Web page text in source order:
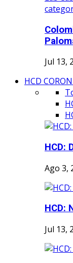
Jul 13,
HCD
HCD:
Ago 3,
HCD:
Jul 13,